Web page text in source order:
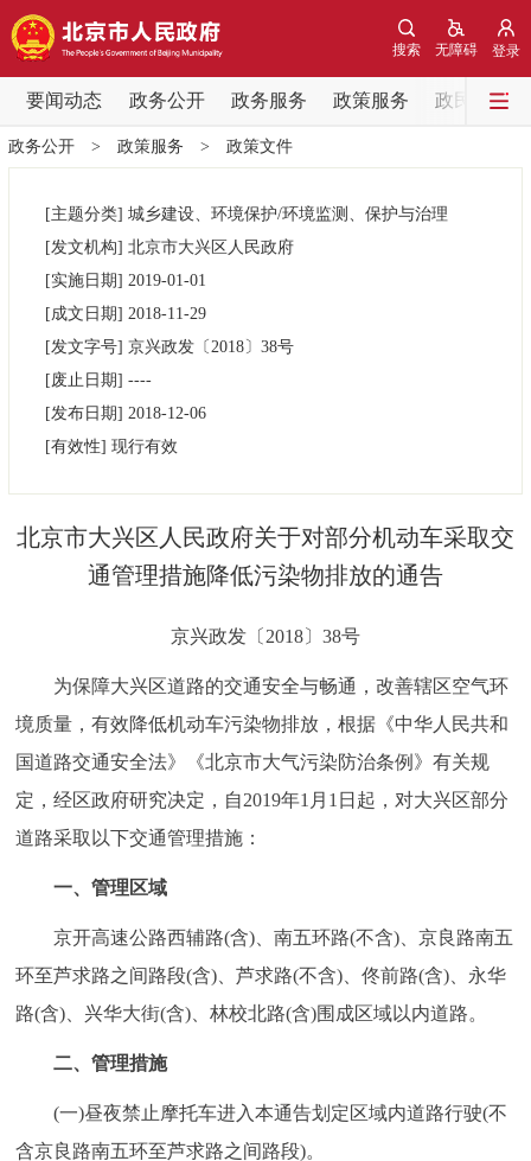
登录
无障碍
搜索
要闻动态 政务公开 政务服务 政策服务 政民互动
要闻动态
党中央精神 国务院信息
北京要闻 会议信息 部门动态
政务公开
市领导
政策兑现 政策解读 回应关切
决策公开 专题公开
个人服务 法人服务 部门服务
便民服务 利企服务 投资项目
政民互动
12345网上接诉即办 我要咨询 我要建议
参与调查 在线访谈 图说互动
走进北京
政务公开> 政策服务 > 政策文件
[主题分类] 城乡建设、环境保护/环境监测、保护与治理
[发文机构] 北京市大兴区人民政府
[实施日期] 2019-01-01
[成文日期] 2018-11-29
[发文字号] 京兴政发〔2018〕 38号
[废止日期] ----
[发布日期] 2018-12-06
[有效性] 现行有效
北京市大兴区人民政府关于对部分机动车采取交
通管理措施降低污染物排放的通告
京兴政发〔2018〕38号
为保障大兴区道路的交通安全与畅通，改善辖区空气环
境质量，有效降低机动车污染物排放，根据《中华人民共和
国道路交通安全法》《北京市大气污染防治条例》有关规
定，经区政府研究决定，自2019年1月1日起，对大兴区部分
道路采取以下交通管理措施：
一、管理区域
京开高速公路西辅路(含)、南五环路(不含)、京良路南五
环至芦求路之间路段(含)、芦求路(不含)、佟前路(含)、永华
路(含)、兴华大街(含)、林校北路(含)围成区域以内道路。
二、管理措施
(一)昼夜禁止摩托车进入本通告划定区域内道路行驶(不
含京良路南五环至芦求路之间路段)。